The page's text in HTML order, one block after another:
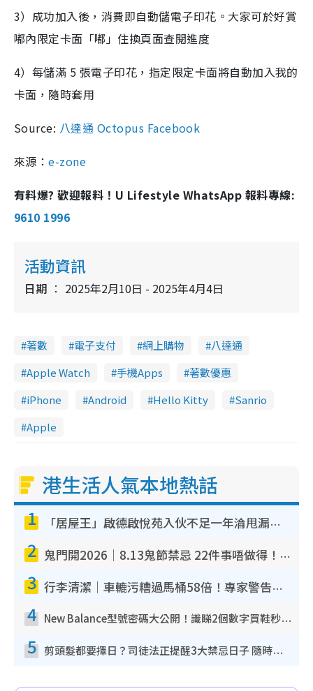
3）成功加入後，消費即自動儲電子印花。大家可於好賞
嘟內限定卡面「嘟」住換頁面查閱進度
4）每儲滿 5 張電子印花，指定限定卡面將自動加入我的
卡面，隨時套用
Source: 八達通 Octopus Facebook
來源：e-zone
有料爆? 歡迎報料！U Lifestyle WhatsApp 報料專線:
9610 1996
活動資訊
日期 2025年2月10日 - 2025年4月4日
著數 電子支付 網上購物
八達通
Apple Watch
手機Apps
著數優惠
iPhone
Android Hello Kitty
Sanrio
Apple
港生活人氣本地熱話
1 「居屋王」啟德啟悅苑入伙不足一年淪甩漏之王！插頭噴火花致大停電 多戶業主全屋家電報銷
2 鬼門開2026｜8.13鬼節禁忌 22件事唔做得！燒肉、刺身要少食？半夜勿吹口哨/打呢個電話
3 行李清潔｜車轆污糟過馬桶58倍！專家警告忌用酒精抹 教1招免污手除菌
4 New Balance型號密碼大公開！識睇2個數字買鞋秒知功能免中伏 附5大熱門鞋款
5 剪頭髮都要擇日？司徒法正提醒3大禁忌日子 隨時剪走財運！呢日剪髮恐「剪壽命」？